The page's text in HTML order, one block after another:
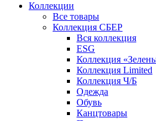
Коллекции
Все товары
Коллекция СБЕР
Вся коллекция
ESG
Коллекция
Коллекция Limited
Коллекция Ч/Б
Одежда
Обувь
Канцтовары